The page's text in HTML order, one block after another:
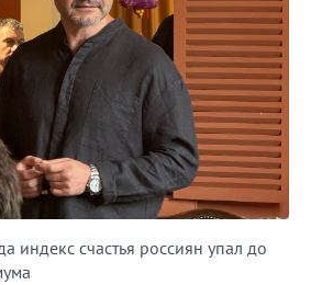
индекс счастья россиян упал до